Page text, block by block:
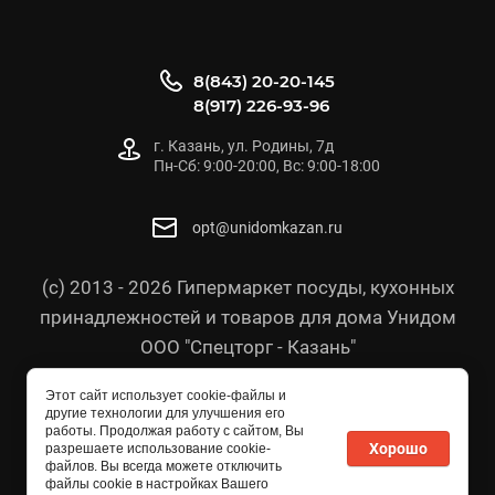
(с) 2013 - 2026 Гипермаркет посуды, кухонных
принадлежностей и товаров для дома Унидом
ООО "Спецторг - Казань"
Согласие на обработку персональных данных
Политика в отношении персональных данных
8(843) 20-20-145
8(917) 226-93-96
г. Казань, ул. Родины, 7д
Пн-Сб: 9:00-20:00, Вс: 9:00-18:00
opt@unidomkazan.ru
Этот сайт использует cookie-файлы и
другие технологии для улучшения его
работы. Продолжая работу с сайтом, Вы
разрешаете использование cookie-
файлов. Вы всегда можете отключить
файлы cookie в настройках Вашего
Хорошо